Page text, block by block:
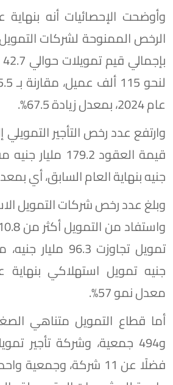
عام 2024، بمعدل زيادة 67.5%.
جنيه بنهاية العام السابق، أي بمعدل
معدل نمو 57%.
و494 جمعية، وشركة تأجير
فضلًا عن 11 شركة،